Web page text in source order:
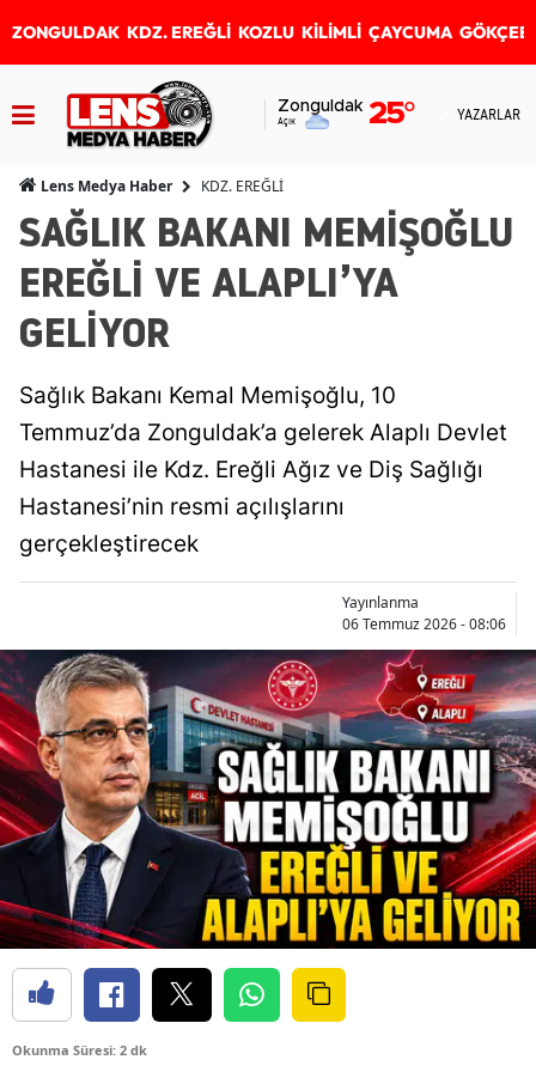
ZONGULDAK KDZ. EREĞLİ KOZLU KİLİMLİ ÇAYCUMA
Zonguldak
Açık 25° YAZARLAR
Lens Medya Haber KDZ. EREĞLİ
SAĞLIK BAKANI MEMİŞOĞLU
EREĞLİ VE ALAPLI’YA
GELİYOR
Sağlık Bakanı Kemal Memişoğlu, 10
Temmuz’da Zonguldak’a gelerek Alaplı Devlet
Hastanesi ile Kdz. Ereğli Ağız ve Diş Sağlığı
Hastanesi’nin resmi açılışlarını
gerçekleştirecek
Yayınlanma
06 Temmuz 2026 - 08:06
Okunma Süresi: 2 dk